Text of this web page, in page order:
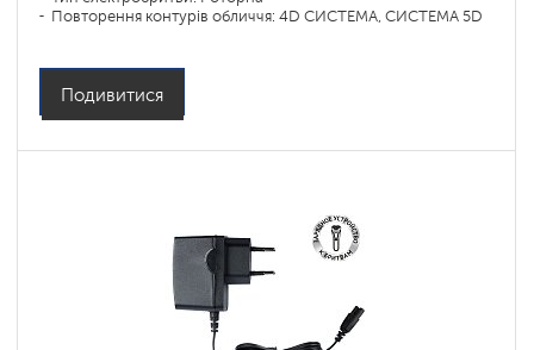
Повторення контурів обличчя: 4D СИСТЕМА, СИСТЕМА 5D
Подивитися